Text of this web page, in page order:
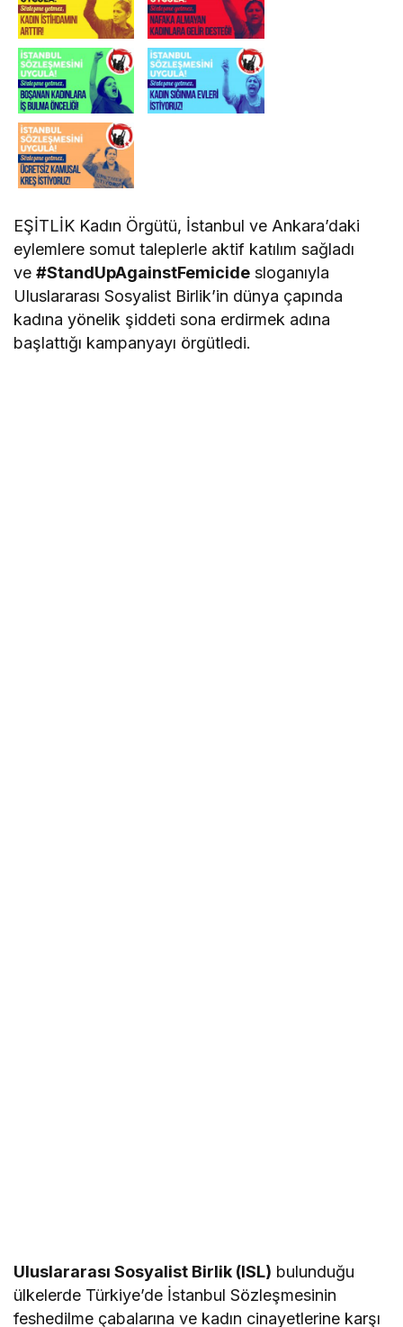
EŞİTLİK Kadın Örgütü, İstanbul ve Ankara’daki
eylemlere somut taleplerle aktif katılım sağladı
ve#StandUpAgainstFemicide sloganıyla
Uluslararası Sosyalist Birlik’in dünya çapında
kadına yönelik şiddeti sona erdirmek adına
başlattığı kampanyayı örgütledi.
Uluslararası Sosyalist Birlik (ISL) bulunduğu
ülkelerde Türkiye’de İstanbul Sözleşmesinin
feshedilme çabalarına ve kadın cinayetlerine karşı